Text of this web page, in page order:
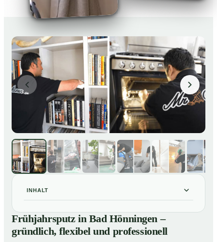
INHALT
01 Frühjahrsputz in Bad Hönningen – gründlich, flexibel
und professionell
Was gehört zu einem Frühjahrsputz?
Frühjahrsputz in Bad Hönningen –
gründlich, flexibel und professionell